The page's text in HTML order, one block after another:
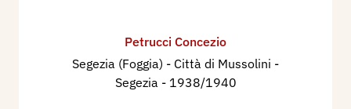
Petrucci Concezio
Segezia (Foggia) - Città di Mussolini -
Segezia - 1938/1940